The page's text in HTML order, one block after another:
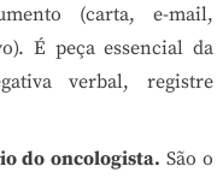
(carta, e-mail,
É peça essencial da
verbal, registre
do oncologista. São o